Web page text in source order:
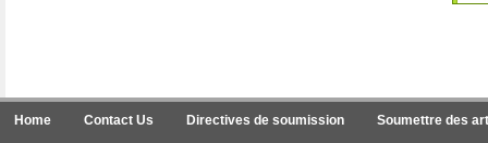
Home Contact Us Directives de soumission Soumettre des